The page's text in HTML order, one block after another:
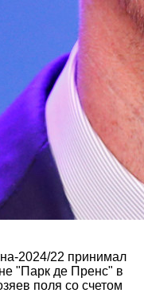
2024/22 принимал
"Парк де Пренс" в
поля со счетом